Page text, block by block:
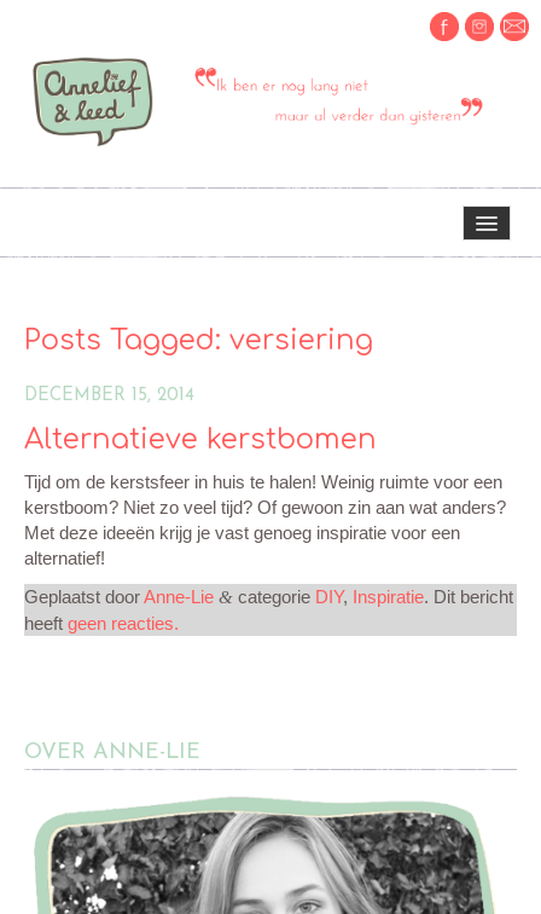
ERVARINGEN OM TE DELEN
CREATIEF
MIJN CREATIES
Posts Tagged: versiering
DECEMBER 15, 2014
Alternatieve kerstbomen
Tijd om de kerstsfeer in huis te halen! Weinig ruimte voor een
kerstboom? Niet zo veel tijd? Of gewoon zin aan wat anders?
Met deze ideeën krijg je vast genoeg inspiratie voor een
alternatief!
Geplaatst doorAnne-Lie & categorie DIY, Inspiratie. Dit bericht
heeft geen reacties.
OVER ANNE-LIE